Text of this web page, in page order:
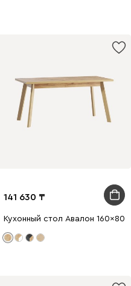
141 630
Кухонный стол Авалон